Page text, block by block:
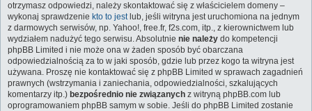
otrzymasz odpowiedzi, należy skontaktować się z właścicielem domeny –
wykonaj sprawdzenie kto to jestlub, jeśli witryna jest uruchomiona na jednym
z darmowych serwisów, np. Yahoo!, free.fr, f2s.com, itp., z kierownictwem lub
wydziałem nadużyć tego serwisu. Absolutnie nie należy do kompetencji
phpBB Limited i nie może ona w żaden sposób być obarczana
odpowiedzialnością za to w jaki sposób, gdzie lub przez kogo ta witryna jest
używana. Proszę nie kontaktować się z phpBB Limited w sprawach zagadnień
prawnych (wstrzymania i zaniechania, odpowiedzialności, szkalujących
komentarzy itp.) bezpośrednio nie związanych z witryną phpBB.com lub
oprogramowaniem phpBB samym w sobie. Jeśli do phpBB Limited zostanie